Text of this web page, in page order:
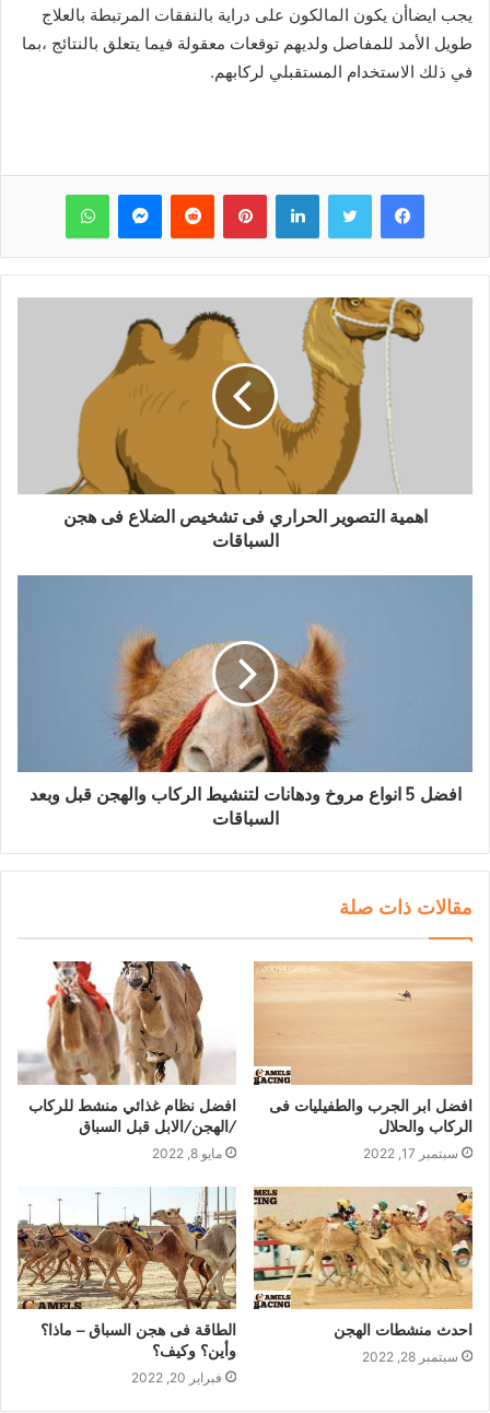
يجب ايضاأن يكون المالكون على دراية بالنفقات المرتبطة بالعلاج
طويل الأمد للمفاصل ولديهم توقعات معقولة فيما يتعلق بالنتائج ،بما
في ذلك الاستخدام المستقبلي لركابهم.
فيسبوك لينكدإن بينتيريست
اهمية التصوير الحراري فى تشخيص الضلاع فى هجن
السباقات
افضل 5 انواع مروخ ودهانات لتنشيط الركاب والهجن قبل وبعد
السباقات
مقالات ذات صلة
افضل ابر الجرب والطفيليات فى
الركاب والحلال
سبتمبر 17, 2022
افضل نظام غذائي منشط للركاب
/الهجن/الابل قبل السباق
مايو 8, 2022
احدث منشطات الهجن
سبتمبر 28, 2022
الطاقة فى هجن السباق – ماذا؟
وأين؟ وكيف؟
فبراير 20, 2022